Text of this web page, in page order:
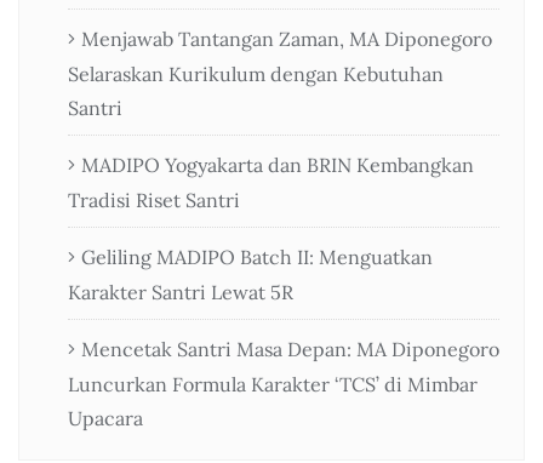
Menjawab Tantangan Zaman, MA Diponegoro
Selaraskan Kurikulum dengan Kebutuhan
Santri
MADIPO Yogyakarta dan BRIN Kembangkan
Tradisi Riset Santri
Geliling MADIPO Batch II: Menguatkan
Karakter Santri Lewat 5R
Mencetak Santri Masa Depan: MA Diponegoro
Luncurkan Formula Karakter ‘TCS’ di Mimbar
Upacara